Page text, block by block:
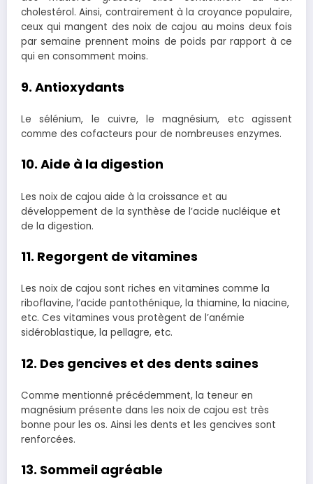
cholestérol. Ainsi, contrairement à la croyance populaire,
ceux qui mangent des noix de cajou au moins deux fois
par semaine prennent moins de poids par rapport à ce
qui en consomment moins.
9. Antioxydants
Le sélénium, le cuivre, le magnésium, etc agissent
comme des cofacteurs pour de nombreuses enzymes.
10. Aide à la digestion
Les noix de cajou aide à la croissance et au
développement de la synthèse de l’acide nucléique et
de la digestion.
11. Regorgent de vitamines
Les noix de cajou sont riches en vitamines comme la
riboflavine, l’acide pantothénique, la thiamine, la niacine,
etc. Ces vitamines vous protègent de l’anémie
sidéroblastique, la pellagre, etc.
12. Des gencives et des dents saines
Comme mentionné précédemment, la teneur en
magnésium présente dans les noix de cajou est très
bonne pour les os. Ainsi les dents et les gencives sont
renforcées.
13. Sommeil agréable